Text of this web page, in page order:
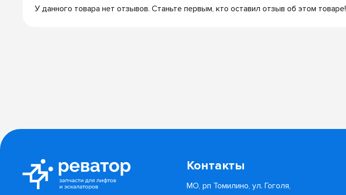
У данного товара нет отзывов. Станьте первым, кто оставил отзыв об этом товаре!
Контакты
МО, рп Томилино, ул. Гоголя,